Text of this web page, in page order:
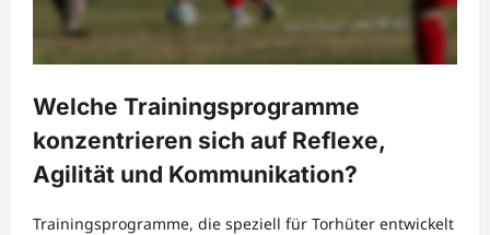
Welche Trainingsprogramme
konzentrieren sich auf Reflexe,
Agilität und Kommunikation?
Trainingsprogramme, die speziell für Torhüter entwickelt